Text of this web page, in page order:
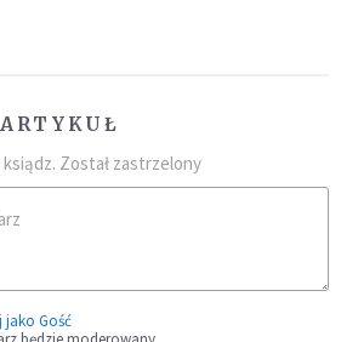
Został zastrzelony
jako Gość